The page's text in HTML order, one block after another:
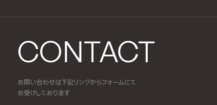
CONTACT
お問い合わせは下記リンクからフォームにて
お受けしております